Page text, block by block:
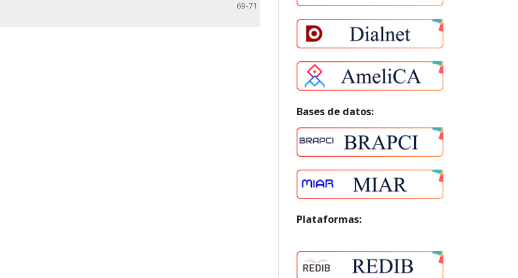
69-71
Bases de datos:
Plataformas: